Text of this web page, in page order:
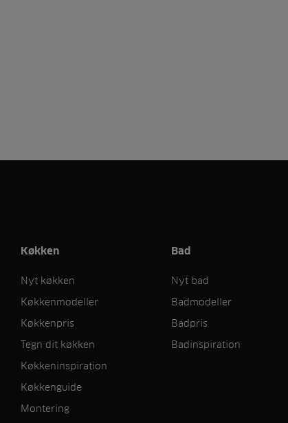
Køkken
Nyt køkken
Køkkenmodeller
Køkkenpris
Tegn dit køkken
Køkkeninspiration
Køkkenguide
Montering
Bad
Nyt bad
Badmodeller
Badpris
Badinspiration